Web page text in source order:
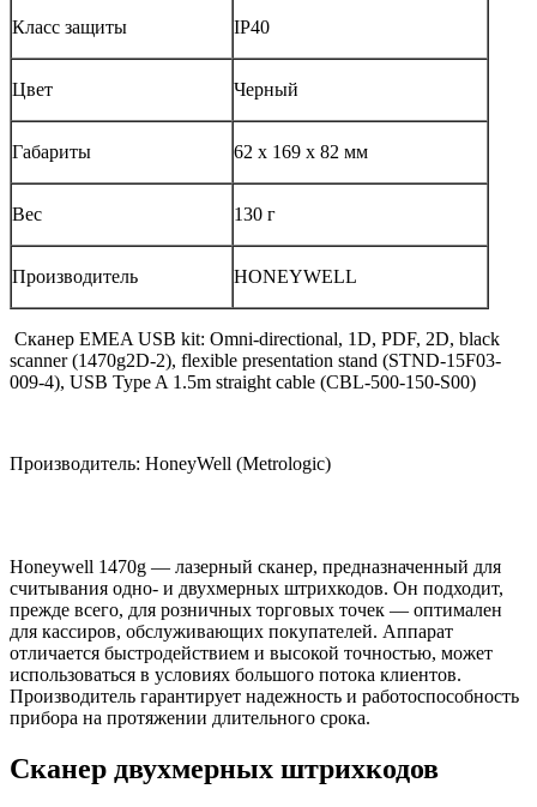
Класс защиты IP40
Цвет Черный
Габариты 62 x 169 x 82 мм
Вес 130 г
Производитель HONEYWELL
Сканер EMEA USB kit: Omni-directional, 1D, PDF, 2D, black
scanner (1470g2D-2), flexible presentation stand (STND-15F03-
009-4), USB Type A 1.5m straight cable (CBL-500-150-S00)
Производитель: HoneyWell (Metrologic)
Honeywell 1470g — лазерный сканер, предназначенный для
считывания одно- и двухмерных штрихкодов. Он подходит,
прежде всего, для розничных торговых точек — оптимален
для кассиров, обслуживающих покупателей. Аппарат
отличается быстродействием и высокой точностью, может
использоваться в условиях большого потока клиентов.
Производитель гарантирует надежность и работоспособность
прибора на протяжении длительного срока.
Сканер двухмерных штрихкодов